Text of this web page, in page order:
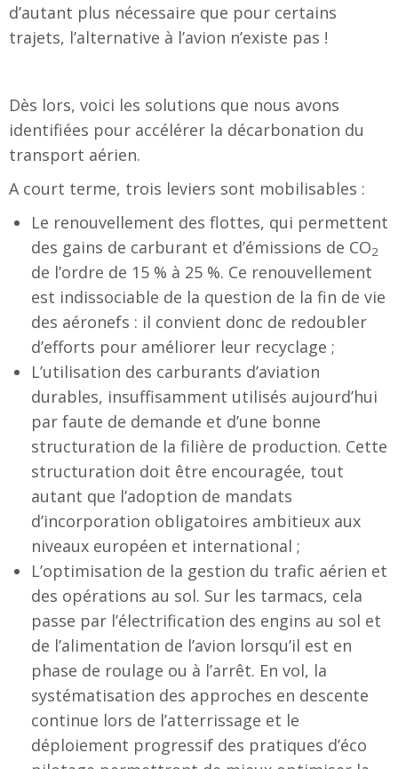
d’autant plus nécessaire que pour certains
trajets, l’alternative à l’avion n’existe pas !
Dès lors, voici les solutions que nous avons
identifiées pour accélérer la décarbonation du
transport aérien.
A court terme, trois leviers sont mobilisables :
Le renouvellement des flottes, qui permettent
des gains de carburant et d’émissions de CO2
de l’ordre de 15 % à 25 %. Ce renouvellement
est indissociable de la question de la fin de vie
des aéronefs : il convient donc de redoubler
d’efforts pour améliorer leur recyclage ;
L’utilisation des carburants d’aviation
durables, insuffisamment utilisés aujourd’hui
par faute de demande et d’une bonne
structuration de la filière de production. Cette
structuration doit être encouragée, tout
autant que l’adoption de mandats
d’incorporation obligatoires ambitieux aux
niveaux européen et international ;
L’optimisation de la gestion du trafic aérien et
des opérations au sol. Sur les tarmacs, cela
passe par l’électrification des engins au sol et
de l’alimentation de l’avion lorsqu’il est en
phase de roulage ou à l’arrêt. En vol, la
systématisation des approches en descente
continue lors de l’atterrissage et le
déploiement progressif des pratiques d’éco